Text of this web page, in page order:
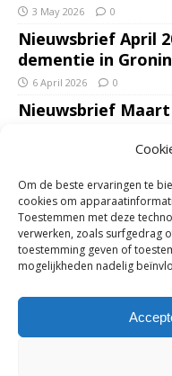
Om de beste ervaringen te
cookies om
Toestemmen met deze
verwerken, zoals surfgedrag
toestemming geven of
mogelijkheden nadelig
3 May 2026 0
Nieuwsbrief April
dementie in
6 April 2026 0
Nieuwsbrief Maart
Nieuwsbrief
met dementie in
7 February 2026 0
Ondersteun
adempauze in De
voor De Opstap
0